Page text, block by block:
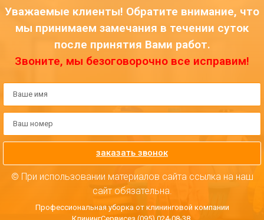
Уважаемые клиенты! Обратите внимание, что
мы принимаем замечания в течении суток
после принятия Вами работ.
Звоните, мы безоговорочно все исправим!
заказать звонок
© При использовании материалов сайта ссылка на наш
сайт обязательна.
Профессиональная уборка от клининговой компании